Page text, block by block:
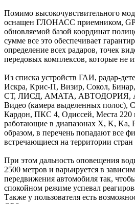
Помимо высокочувствительного
оснащен ГЛОНАСС приемником,
обновляемой базой координат
сумме все это обеспечивает
определение всех радаров, точек
передовых комплексов, которые не
Из списка устройств ГАИ, радар-
Искра, Крис-П, Визир, Сокол,
СТ, ЛИСД, АМАТА, АВТОДОРИЯ,
Видео (камера выделенных полос),
Кардон, ПКС 4, Одиссей, Места 220
работающие в диапазонах X, K, Ka,
образом, в перечень попадают все
встречающиеся на территории
При этом дальность оповещения
2500 метров и варьируется в
передвижения автомобиля так,
спокойном режиме успевал
Также у пользователя есть